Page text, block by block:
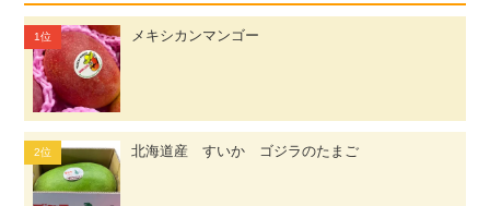
メキシカンマンゴー
北海道産 すいか ゴジラのたまご